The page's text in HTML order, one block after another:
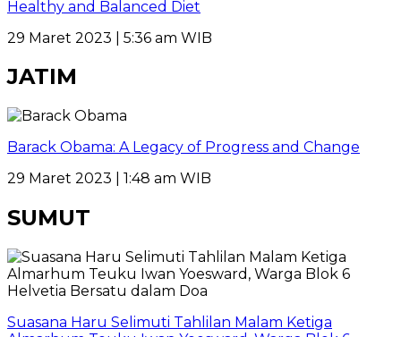
Healthy and Balanced Diet
29 Maret 2023 | 5:36 am WIB
JATIM
Barack Obama: A Legacy of Progress and Change
29 Maret 2023 | 1:48 am WIB
SUMUT
Suasana Haru Selimuti Tahlilan Malam Ketiga